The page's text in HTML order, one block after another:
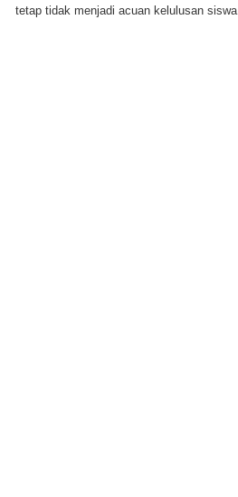
tetap tidak menjadi acuan kelulusan siswa.